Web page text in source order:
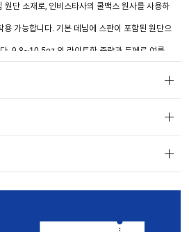
단 소재로, 인비스타사의 쿨맥스 원사를 사용하
용 가능합니다. 기본 데님에 스판이 포함된 원단으
. 9.8~10.5oz 의 라이트한 중량과 두께로 여름
.
아닌 수작업으로 진행 됨으로 같은 컬러안에서도
독 세탁하시기 바랍니다.